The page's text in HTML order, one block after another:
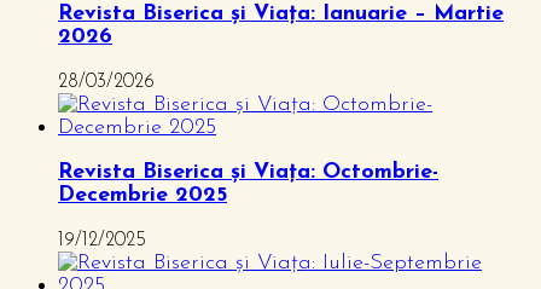
Revista Biserica și Viața: Ianuarie – Martie
2026
28/03/2026
Revista Biserica și Viața: Octombrie-
Decembrie 2025
19/12/2025